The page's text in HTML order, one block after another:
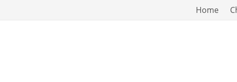
Vai
Home